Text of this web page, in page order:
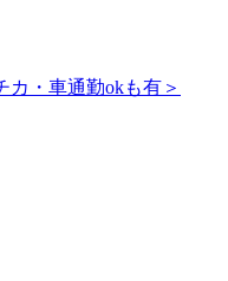
カ・車通勤okも有＞